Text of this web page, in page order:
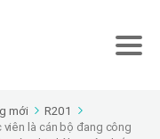
mới
R201
viên là cán bộ đang công